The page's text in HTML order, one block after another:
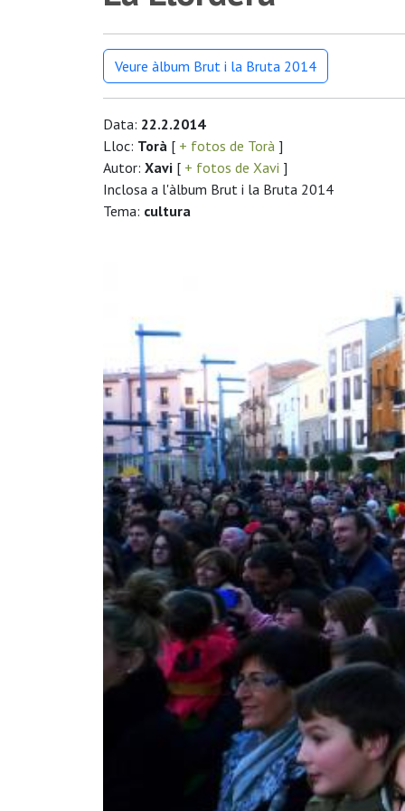
Veure àlbum Brut i la Bruta 2014
Data: 22.2.2014
Lloc: Torà [ + fotos de Torà ]
Autor: Xavi [ + fotos de Xavi ]
Inclosa a l'àlbum Brut i la Bruta 2014
Tema: cultura